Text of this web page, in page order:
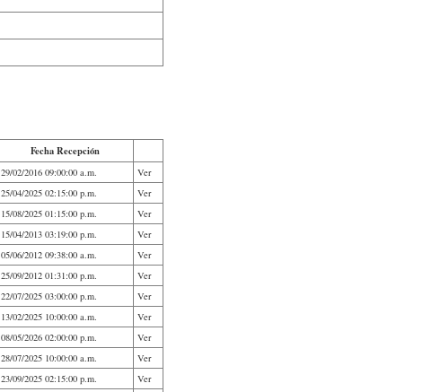
Fecha Recepción
29/02/2016 09:00:00 a.m.
Ver
25/04/2025 02:15:00 p.m.
Ver
15/08/2025 01:15:00 p.m.
Ver
15/04/2013 03:19:00 p.m.
Ver
05/06/2012 09:38:00 a.m.
Ver
25/09/2012 01:31:00 p.m.
Ver
22/07/2025 03:00:00 p.m.
Ver
13/02/2025 10:00:00 a.m.
Ver
08/05/2026 02:00:00 p.m.
Ver
28/07/2025 10:00:00 a.m.
Ver
23/09/2025 02:15:00 p.m. Ver